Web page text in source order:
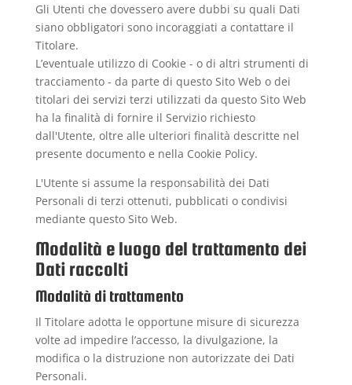
Gli Utenti che dovessero avere dubbi su quali Dati
siano obbligatori sono incoraggiati a contattare il
Titolare.
L’eventuale utilizzo di Cookie - o di altri strumenti di
tracciamento - da parte di questo Sito Web o dei
titolari dei servizi terzi utilizzati da questo Sito Web
ha la finalità di fornire il Servizio richiesto
dall'Utente, oltre alle ulteriori finalità descritte nel
presente documento e nella Cookie Policy.
L'Utente si assume la responsabilità dei Dati
Personali di terzi ottenuti, pubblicati o condivisi
mediante questo Sito Web.
Modalità e luogo del trattamento dei
Dati raccolti
Modalità di trattamento
Il Titolare adotta le opportune misure di sicurezza
volte ad impedire l’accesso, la divulgazione, la
modifica o la distruzione non autorizzate dei Dati
Personali.